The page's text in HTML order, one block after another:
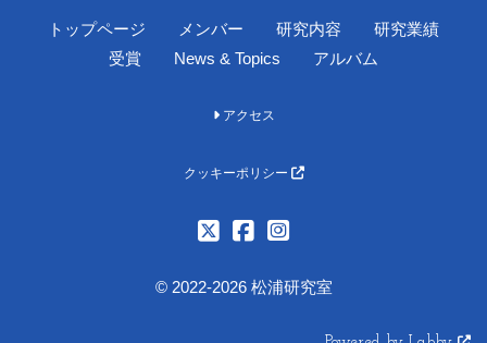
トップページ メンバー 研究内容
研究業績
受賞
News & Topics アルバム
アクセス
クッキーポリシー
© 2022-2026 松浦研究室